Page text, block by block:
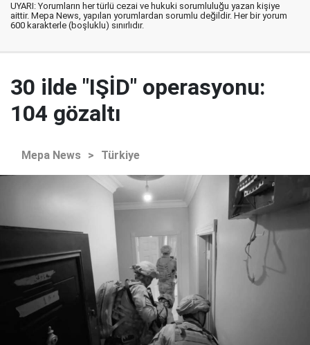
UYARI: Yorumların her türlü cezai ve hukuki sorumluluğu yazan kişiye
aittir. Mepa News, yapılan yorumlardan sorumlu değildir. Her bir yorum
600 karakterle (boşluklu) sınırlıdır.
30 ilde "IŞİD" operasyonu:
104 gözaltı
Mepa News > Türkiye